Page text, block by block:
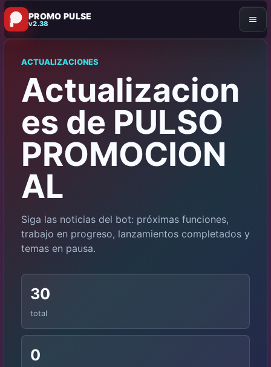
PROMO PULSE
v2.38
ACTUALIZACIONES
Actualizacion
es de PULSO
PROMOCION
AL
Siga las noticias del bot: próximas funciones,
trabajo en progreso, lanzamientos completados y
temas en pausa.
30
total
0